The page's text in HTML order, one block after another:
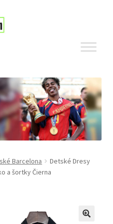
Barcelona
Detské Dresy
a šortky Čierna